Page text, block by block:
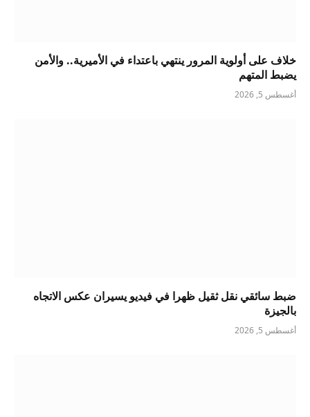
خلاف على أولوية المرور ينتهي باعتداء في الأميرية.. والأمن
يضبط المتهم
أغسطس 5, 2026
ضبط سائقي نقل ثقيل ظهرا في فيديو يسيران عكس الاتجاه
بالجيزة
أغسطس 5, 2026